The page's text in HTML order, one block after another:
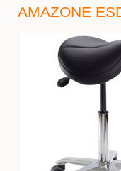
AMAZONE